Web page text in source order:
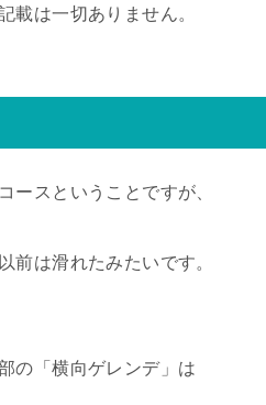
載は一切ありません。
ースということですが、
前は滑れたみたいです。
の「横向ゲレンデ」は